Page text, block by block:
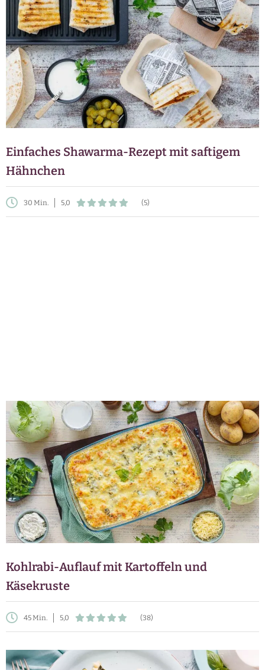
Einfaches Shawarma-Rezept mit saftigem
Hähnchen
30 Min. 5,0 (5)
Kohlrabi-Auflauf mit Kartoffeln und
Käsekruste
45 Min. 5,0 (38)